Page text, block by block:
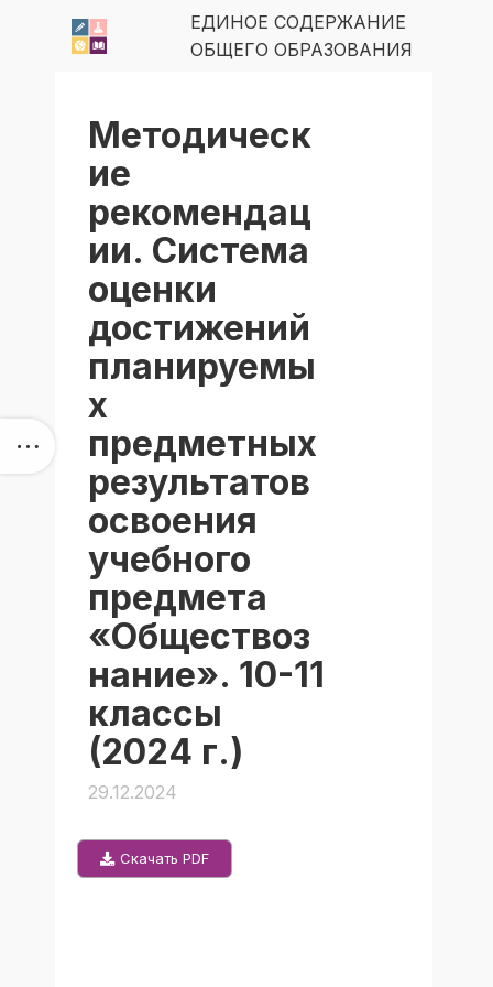
ЕДИНОЕ СОДЕРЖАНИЕ
ОБЩЕГО ОБРАЗОВАНИЯ
Методическ
ие
рекомендац
ии. Система
оценки
достижений
планируемы
х
предметных
результатов
освоения
учебного
предмета
«Обществоз
нание». 10-11
классы
(2024 г.)
29.12.2024
Скачать PDF